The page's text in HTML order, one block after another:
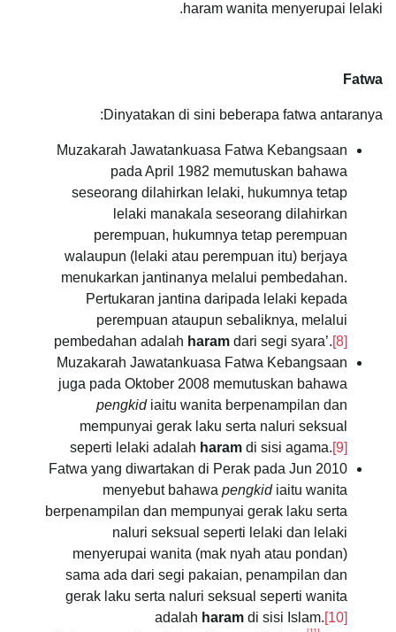
haram wanita menyerupai lelaki.
Fatwa
Dinyatakan di sini beberapa fatwa antaranya:
Muzakarah Jawatankuasa Fatwa Kebangsaan
pada April 1982 memutuskan bahawa
seseorang dilahirkan lelaki, hukumnya tetap
lelaki manakala seseorang dilahirkan
perempuan, hukumnya tetap perempuan
walaupun (lelaki atau perempuan itu) berjaya
menukarkan jantinanya melalui pembedahan.
Pertukaran jantina daripada lelaki kepada
perempuan ataupun sebaliknya, melalui
pembedahan adalah haram dari segi syara’.[8]
Muzakarah Jawatankuasa Fatwa Kebangsaan
juga pada Oktober 2008 memutuskan bahawa
pengkidiaitu wanita berpenampilan dan
mempunyai gerak laku serta naluri seksual
seperti lelaki adalah haram di sisi agama.[9]
Fatwa yang diwartakan di Perak pada Jun 2010
menyebut bahawa pengkidiaitu wanita
berpenampilan dan mempunyai gerak laku serta
naluri seksual seperti lelaki dan lelaki
menyerupai wanita (mak nyah atau pondan)
sama ada dari segi pakaian, penampilan dan
gerak laku serta naluri seksual seperti wanita
adalah haram di sisi Islam.[10]